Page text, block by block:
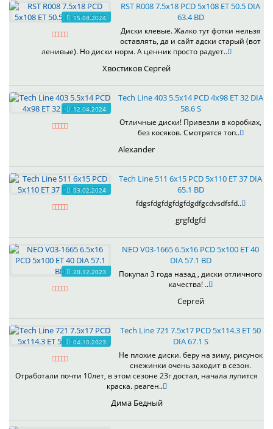
15.08.2024
RST R008 7.5x18 PCD 5x108 ET 50.5 DIA
63.4 BD
Диски клевые. Жалко тут фотки нельзя
оставлять, да и сайт адски старый (вот
ленивые). Но диски норм. А ценник просто радует..
Хвостиков Сергей
12.04.2024
Tech Line 403 5.5x14 PCD 4x98 ET 32 DIA
58.6 S
Отличные диски! Привезли в коробках,
без косяков. Смотрятся топ..
Alexander
03.02.2024
Tech Line 511 6x15 PCD 5x110 ET 37 DIA
65.1 BD
fdgsfdgfdgfdgfdgdfgcdvsdfsfd..
grgfdgfd
20.12.2023
NEO V03-1665 6.5x16 PCD 5x100 ET 40
DIA 57.1 BD
Покупал 3 года назад , диски отличного
качества! ..
Сергей
04.10.2023
Tech Line 721 7.5x17 PCD 5x114.3 ET 50
DIA 67.1 S
Не плохие диски. беру на зиму, рисунок
снежинки очень заходит в сезон.
Отработали почти 10лет, в этом сезоне 23г достал, начала лупится
краска. реаген..
Дима Бедный